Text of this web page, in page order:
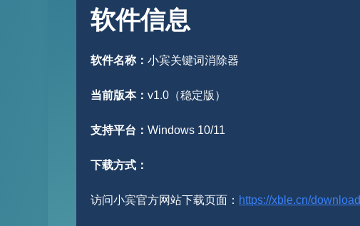
软件信息
软件名称：小宾关键词消除器
当前版本：v1.0（稳定版）
支持平台：Windows 10/11
下载方式：
访问小宾官方网站下载页面： https://xble.cn/download